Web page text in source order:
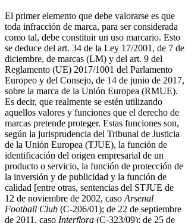
El primer elemento que debe valorarse es que
toda infracción de marca, para ser considerada
como tal, debe constituir un uso marcario. Esto
se deduce del art. 34 de la Ley 17/2001, de 7 de
diciembre, de marcas (LM) y del art. 9 del
Reglamento (UE) 2017/1001 del Parlamento
Europeo y del Consejo, de 14 de junio de 2017,
sobre la marca de la Unión Europea (RMUE).
Es decir, que realmente se estén utilizando
aquellos valores y funciones que el derecho de
marcas pretende proteger. Estas funciones son,
según la jurisprudencia del Tribunal de Justicia
de la Unión Europea (TJUE), la función de
identificación del origen empresarial de un
producto o servicio, la función de protección de
la inversión y de publicidad y la función de
calidad [entre otras, sentencias del STJUE de
12 de noviembre de 2002, caso Arsenal
Football Club (C-206/01); de 22 de septiembre
de 2011, caso Interflora (C-323/09); de 25 de